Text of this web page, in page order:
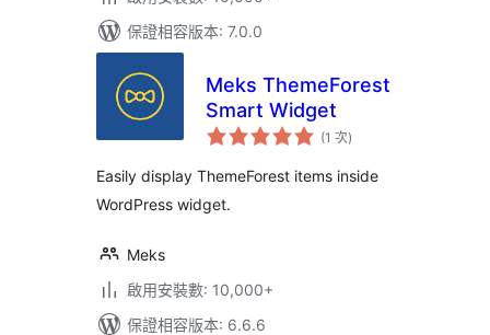
保證相容版本: 7.0.0
Meks ThemeForest
Smart Widget
(1 次評
分
數
)
Easily display ThemeForest items inside
WordPress widget.
Meks
啟用安裝數: 10,000+
保證相容版本: 6.6.6